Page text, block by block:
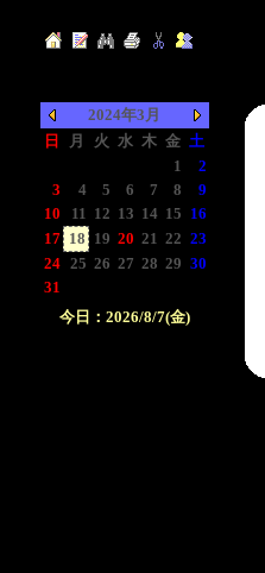
2024年3月
日
月 火 水 木 金 土
1
2
3
4 5 6 7 8
9
10
11 12 13 14 15 16
17 18 19 20 21 22 23
24 25 26 27 28 29 30
31
今日：2026/8/7(金)